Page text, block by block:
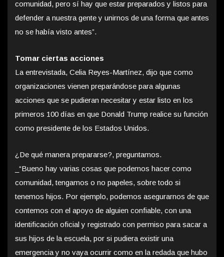
comunidad, pero sí hay que estar preparados y listos para
defender a nuestra gente y unirnos de una forma que antes
no se había visto antes”.
Tomar ciertas acciones
La entrevistada, Celia Reyes-Martínez, dijo que como
organizaciones vienen preparándose para algunas
acciones que se pudieran necesitar y estar listo en los
primeros 100 días en que Donald Trump realice su función
como presidente de los Estados Unidos.
¿De qué manera prepararse?, preguntamos.
_“Bueno hay varias cosas que podemos hacer como
comunidad, tengamos o no papeles, sobre todo si
tenemos hijos. Por ejemplo, podemos asegurarnos de que
contemos con el apoyo de alguien confiable, con una
identificación oficial y registrado con permiso para sacar a
sus hijos de la escuela, por si pudiera existir una
emergencia y no vaya ocurrir como en la redada que hubo